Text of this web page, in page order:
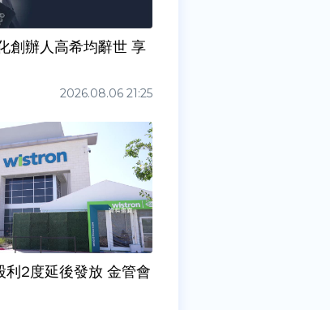
創辦人高希均辭世 享
2026.08.06 21:25
利2度延後發放 金管會